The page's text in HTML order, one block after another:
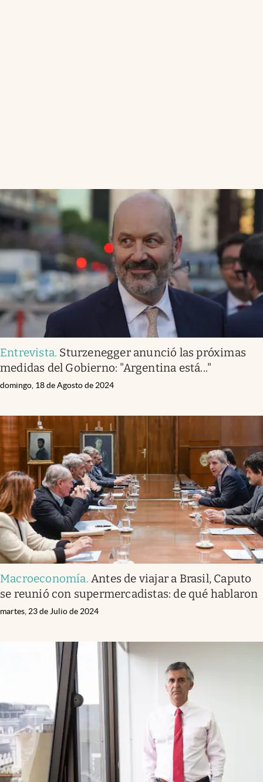
Entrevista. Sturzenegger anunció las próximas
medidas del Gobierno: "Argentina está..."
domingo, 18 de Agosto de 2024
Macroeconomía.Antes de viajar a Brasil, Caputo
se reunió con supermercadistas: de qué hablaron
martes, 23 de Julio de 2024